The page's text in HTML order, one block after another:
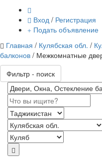
Вход / Регистрация
Подать объявление
Главная / Кулябская обл. /
балконов / Межкомнатные
Фильтр - поиск